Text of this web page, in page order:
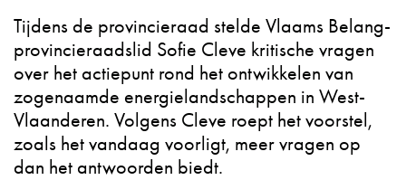
Tijdens de provincieraad stelde Vlaams Belang-
provincieraadslid Sofie Cleve kritische vragen
over het actiepunt rond het ontwikkelen van
zogenaamde energielandschappen in West-
Vlaanderen. Volgens Cleve roept het voorstel,
zoals het vandaag voorligt, meer vragen op
dan het antwoorden biedt.